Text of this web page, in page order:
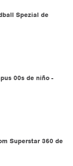
Spezial de
00s de niño -
Superstar 360 de